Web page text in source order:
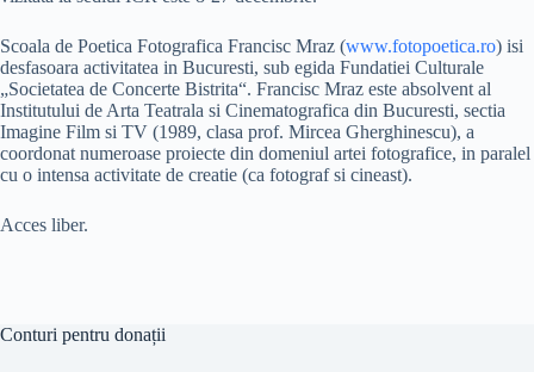
Scoala de Poetica Fotografica Francisc Mraz (www.fotopoetica.ro) isi
desfasoara activitatea in Bucuresti, sub egida Fundatiei Culturale
„Societatea de Concerte Bistrita“. Francisc Mraz este absolvent al
Institutului de Arta Teatrala si Cinematografica din Bucuresti, sectia
Imagine Film si TV (1989, clasa prof. Mircea Gherghinescu), a
coordonat numeroase proiecte din domeniul artei fotografice, in paralel
cu o intensa activitate de creatie (ca fotograf si cineast).
Acces liber.
Conturi pentru donații